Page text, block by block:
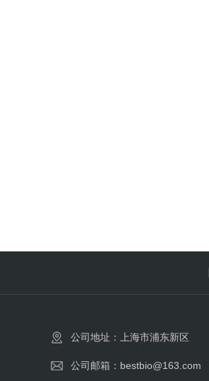
公司地址：上海市浦东新区
公司邮箱：bestbio@163.com